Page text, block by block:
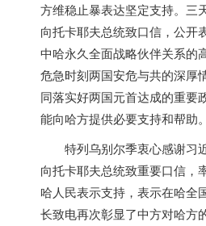
方维稳止暴表达坚定支持。三
向托卡耶夫总统致口信，公开
中哈永久全面战略伙伴关系的
危急时刻两国安危与共的深厚
同落实好两国元首达成的重要
能向哈方提供必要支持和帮助。
特列乌别尔季衷心感谢习
向托卡耶夫总统致重要口信，
哈人民表示支持，表示在哈全
长致电再次彰显了中方对哈方